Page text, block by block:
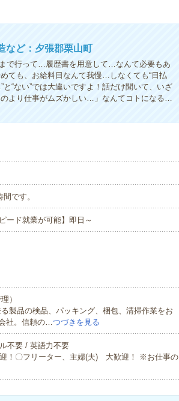
など：夕張郡栗山町
で行って…履歴書を用意して…なんて必要もあ
ても、お給料日なんて我慢…しなくても“日払
“ない”では大違いですよ！話だけ聞いて、いざ
より仕事がムズかしい…」なんてコトになる…
です。
ード就業が可能】即日～
）
製品の検品、パッキング、梱包、清掃作業をお
社。信頼の…つづきを見る
不要 / 英語力不要
迎！〇フリーター、主婦(夫) 大歓迎！ ※お仕事の